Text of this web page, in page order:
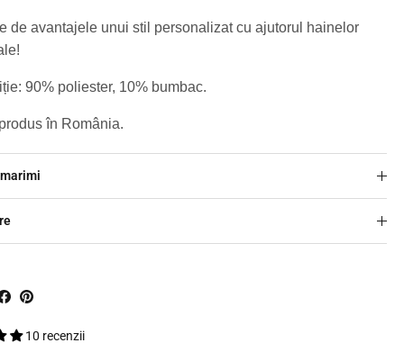
de avantajele unui stil personalizat cu ajutorul hainelor
90% poliester, 10% bumbac.
în România.
10 recenzii